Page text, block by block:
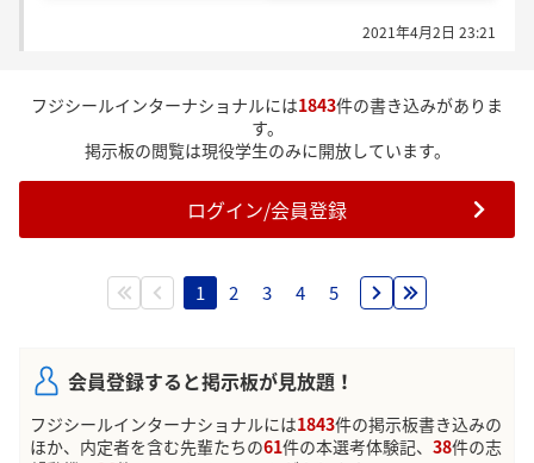
2021年4月2日 23:21
フジシールインターナショナルには1843件の書き込みがありま
す。
掲示板の閲覧は現役学生のみに開放しています。
ログイン/会員登録
1 2 3 4 5
会員登録すると掲示板が見放題！
フジシールインターナショナルには1843件の掲示板書き込みの
ほか、内定者を含む先輩たちの61件の本選考体験記、 38件の志